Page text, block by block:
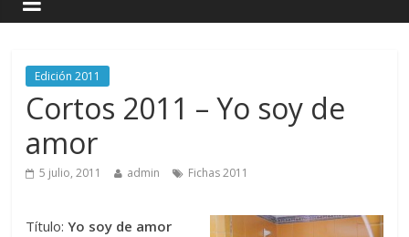
Edición 2011
Cortos 2011 – Yo soy de
amor
5 julio, 2011 admin Fichas 2011
Título:Yo soy de amor